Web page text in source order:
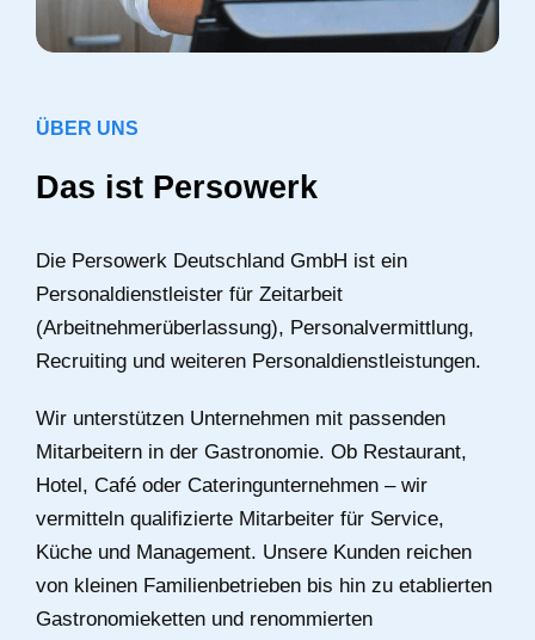
ÜBER UNS
Das ist Persowerk
Die Persowerk Deutschland GmbH ist ein
Personaldienstleister für Zeitarbeit
(Arbeitnehmerüberlassung), Personalvermittlung,
Recruiting und weiteren Personaldienstleistungen.
Wir unterstützen Unternehmen mit passenden
Mitarbeitern in der Gastronomie. Ob Restaurant,
Hotel, Café oder Cateringunternehmen – wir
vermitteln qualifizierte Mitarbeiter für Service,
Küche und Management. Unsere Kunden reichen
von kleinen Familienbetrieben bis hin zu etablierten
Gastronomieketten und renommierten